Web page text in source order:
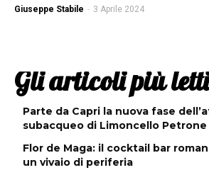
Giuseppe Stabile - 3 Aprile 2024
Gli articoli più letti
Parte da Capri la nuova fase
subacqueo di Limoncello Petrone
Flor de Maga: il cocktail bar
un vivaio di periferia